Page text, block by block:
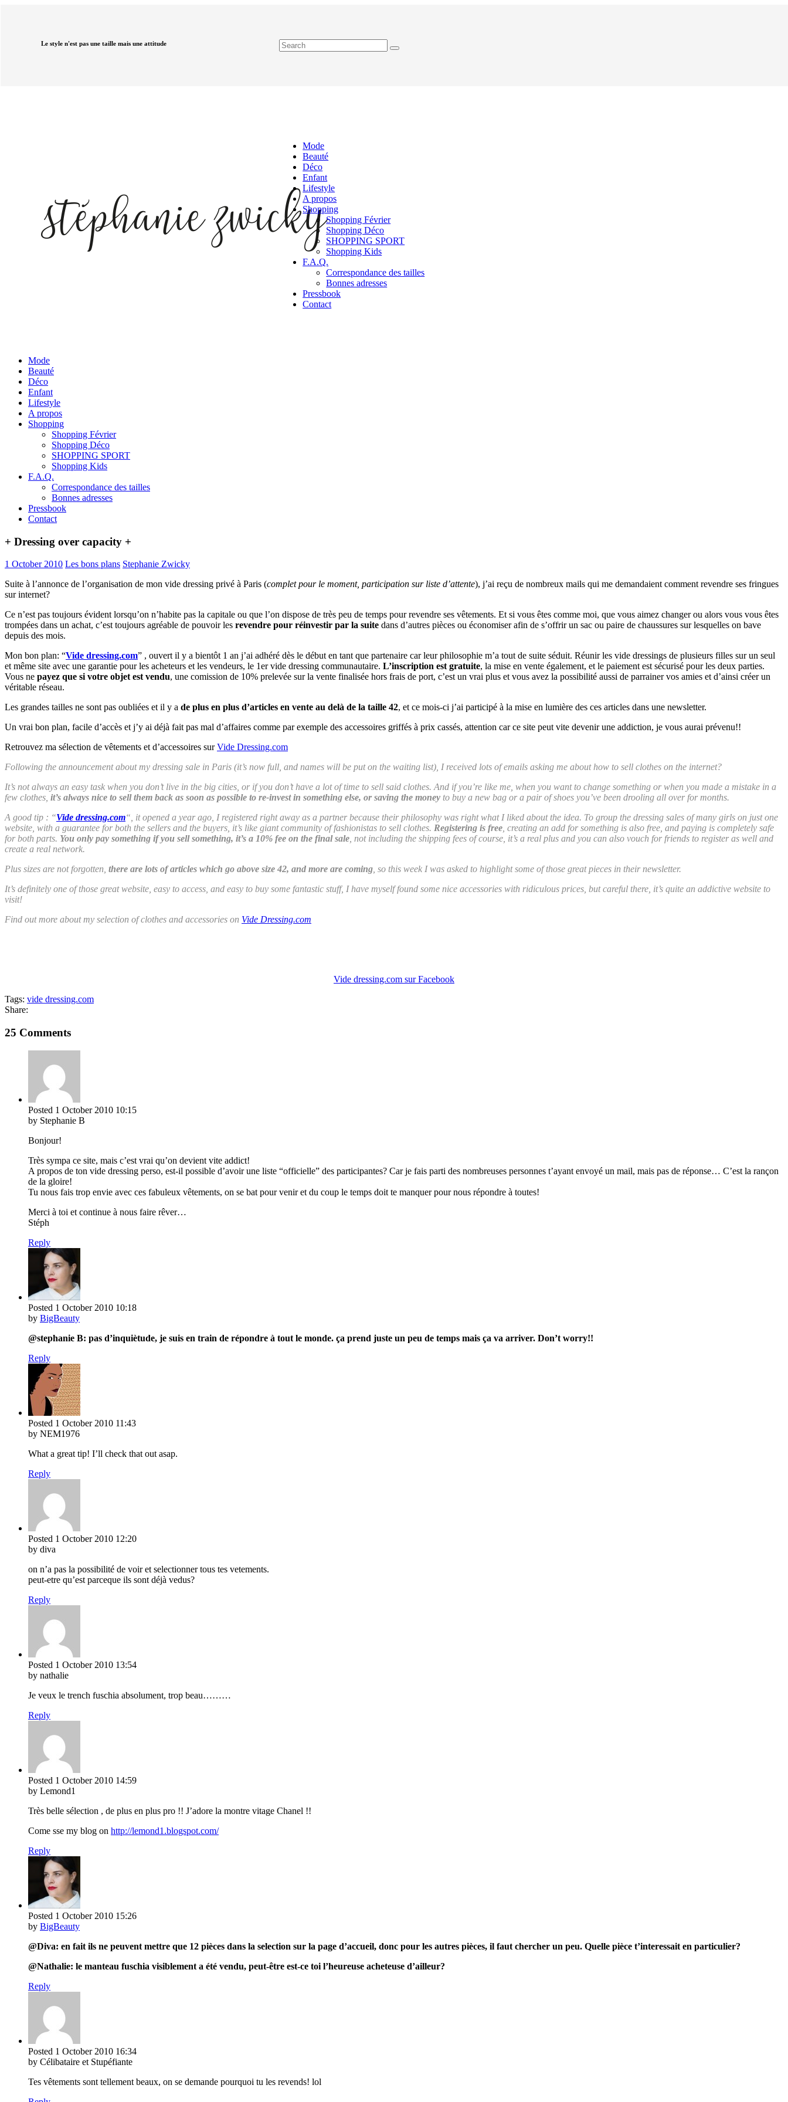
Le style n'est pas une taille mais une attitude
Mode
Beauté
Déco
Enfant
Lifestyle
A propos
Shopping
Shopping Février
Shopping Déco
SHOPPING SPORT
Shopping Kids
F.A.Q.
Correspondance des tailles
Bonnes adresses
Pressbook
Contact
Mode
Beauté
Déco
Enfant
Lifestyle
A propos
Shopping
Shopping Février
Shopping Déco
SHOPPING SPORT
Shopping Kids
F.A.Q.
Correspondance des tailles
Bonnes adresses
Pressbook
Contact
+ Dressing over capacity +
1 October 2010 Les bons plans Stephanie Zwicky
Suite à l’annonce de l’organisation de mon vide dressing privé à Paris (complet pour le moment, participation sur liste d’attente), j’ai reçu de nombreux mails qui me demandaient comment revendre ses fringues
sur internet?
Ce n’est pas toujours évident lorsqu’on n’habite pas la capitale ou que l’on dispose de très peu de temps pour revendre ses vêtements. Et si vous êtes comme moi, que vous aimez changer ou alors vous vous êtes
trompées dans un achat, c’est toujours agréable de pouvoir les revendre pour réinvestir par la suite dans d’autres pièces ou économiser afin de s’offrir un sac ou paire de chaussures sur lesquelles on bave
depuis des mois.
Mon bon plan: “Vide dressing.com” , ouvert il y a bientôt 1 an j’ai adhéré dès le début en tant que partenaire car leur philosophie m’a tout de suite séduit. Réunir les vide dressings de plusieurs filles sur un seul
et même site avec une garantie pour les acheteurs et les vendeurs, le 1er vide dressing communautaire. L’inscription est gratuite, la mise en vente également, et le paiement est sécurisé pour les deux parties.
Vous ne payez que si votre objet est vendu, une comission de 10% prelevée sur la vente finalisée hors frais de port, c’est un vrai plus et vous avez la possibilité aussi de parrainer vos amies et d’ainsi créer un
véritable réseau.
Les grandes tailles ne sont pas oubliées et il y a de plus en plus d’articles en vente au delà de la taille 42, et ce mois-ci j’ai participé à la mise en lumière des ces articles dans une newsletter.
Un vrai bon plan, facile d’accès et j’y ai déjà fait pas mal d’affaires comme par exemple des accessoires griffés à prix cassés, attention car ce site peut vite devenir une addiction, je vous aurai prévenu!!
Retrouvez ma sélection de vêtements et d’accessoires surVide Dressing.com
Following the announcement about my dressing sale in Paris (it’s now full, and names will be put on the waiting list), I received lots of emails asking me about how to sell clothes on the internet?
It’s not always an easy task when you don’t live in the big cities, or if you don’t have a lot of time to sell said clothes. And if you’re like me, when you want to change something or when you made a mistake in a
few clothes, it’s always nice to sell them back as soon as possible to re-invest in something else, or saving the money to buy a new bag or a pair of shoes you’ve been drooling all over for months.
A good tip : “Vide dressing.com“, it opened a year ago, I registered right away as a partner because their philosophy was right what I liked about the idea. To group the dressing sales of many girls on just one
website, with a guarantee for both the sellers and the buyers, it’s like giant community of fashionistas to sell clothes. Registering is free , creating an add for something is also free, and paying is completely safe
for both parts. You only pay something if you sell something, it’s a 10% fee on the final sale , not including the shipping fees of course, it’s a real plus and you can also vouch for friends to register as well and
create a real network.
Plus sizes are not forgotten, there are lots of articles which go above size 42, and more are coming , so this week I was asked to highlight some of those great pieces in their newsletter.
It’s definitely one of those great website, easy to access, and easy to buy some fantastic stuff, I have myself found some nice accessories with ridiculous prices, but careful there, it’s quite an addictive website to
visit!
Find out more about my selection of clothes and accessories on Vide Dressing.com
Vide dressing.com sur Facebook
Tags: vide dressing.com
Share:
25 Comments
Posted 1 October 2010 10:15
by Stephanie B
Bonjour!
Très sympa ce site, mais c’est vrai qu’on devient vite addict!
A propos de ton vide dressing perso, est-il possible d’avoir une liste “officielle” des participantes? Car je fais parti des nombreuses personnes t’ayant envoyé un mail, mais pas de réponse… C’est la rançon
de la gloire!
Tu nous fais trop envie avec ces fabuleux vêtements, on se bat pour venir et du coup le temps doit te manquer pour nous répondre à toutes!
Merci à toi et continue à nous faire rêver…
Stéph
Reply
Posted 1 October 2010 10:18
by BigBeauty
@stephanie B: pas d’inquiètude, je suis en train de répondre à tout le monde. ça prend juste un peu de temps mais ça va arriver. Don’t worry!!
Reply
Posted 1 October 2010 11:43
by NEM1976
What a great tip! I’ll check that out asap.
Reply
Posted 1 October 2010 12:20
by diva
on n’a pas la possibilité de voir et selectionner tous tes vetements.
peut-etre qu’est parceque ils sont déjà vedus?
Reply
Posted 1 October 2010 13:54
by nathalie
Je veux le trench fuschia absolument, trop beau………
Reply
Posted 1 October 2010 14:59
by Lemond1
Très belle sélection , de plus en plus pro !! J’adore la montre vitage Chanel !!
Come sse my blog on http://lemond1.blogspot.com/
Reply
Posted 1 October 2010 15:26
by BigBeauty
@Diva: en fait ils ne peuvent mettre que 12 pièces dans la selection sur la page d’accueil, donc pour les autres pièces, il faut chercher un peu. Quelle pièce t’interessait en particulier?
@Nathalie: le manteau fuschia visiblement a été vendu, peut-être est-ce toi l’heureuse acheteuse d’ailleur?
Reply
Posted 1 October 2010 16:34
by Célibataire et Stupéfiante
Tes vêtements sont tellement beaux, on se demande pourquoi tu les revends! lol